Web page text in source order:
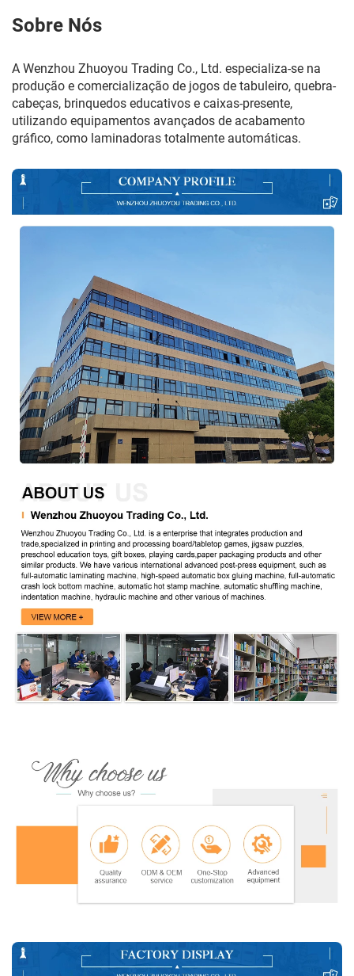
Sobre Nós
A Wenzhou Zhuoyou Trading Co., Ltd. especializa-se na
produção e comercialização de jogos de tabuleiro, quebra-
cabeças, brinquedos educativos e caixas-presente,
utilizando equipamentos avançados de acabamento
gráfico, como laminadoras totalmente automáticas.